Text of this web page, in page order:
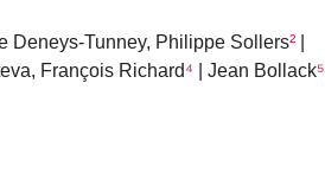
Deneys-Tunney, Philippe Sollers²
François Richard⁴ | Jean Bollack⁵